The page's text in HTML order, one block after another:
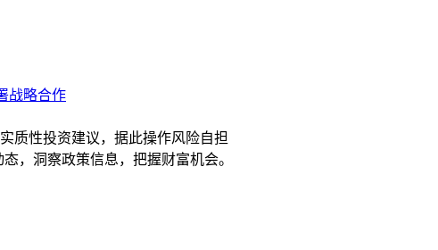
战略合作
质性投资建议，据此操作风险自担
，洞察政策信息，把握财富机会。